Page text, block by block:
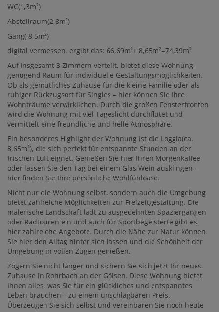
WC(1,3m²)
Abstellraum(2,8m²)
Gang( 8,5m²)
digital vermessen, ergibt das: 66,69m²+ 8,65m²=74,39m²
Auf insgesamt 3 Zimmern verteilt, bietet diese Wohnung
genügend Raum für individuelle Gestaltungsmöglichkeiten.
Ob als gemütliches Zuhause für die kleine Familie oder als
ruhiger Rückzugsort für Singles – hier können Sie Ihre
Wohnträume verwirklichen. Durch die großen Fensterfronten
wird die Wohnung mit viel Tageslicht durchflutet und
vermittelt eine freundliche und helle Atmosphäre.
Ein besonderes Highlight der Wohnung ist die Loggia(ca.
8,65m²), die sich perfekt für entspannte Stunden an der
frischen Luft eignet. Genießen Sie hier Ihren Morgenkaffee
oder lassen Sie den Tag bei einem Glas Wein ausklingen –
hier finden Sie Ihre persönliche Wohlfühloase.
Nicht nur die Wohnung selbst, sondern auch die Umgebung
bietet zahlreiche Möglichkeiten zur Freizeitgestaltung. Die
malerische Landschaft lädt zu ausgedehnten Spaziergängen
oder Radtouren ein und auch für Sportbegeisterte gibt es
hier zahlreiche Angebote. Durch die Nähe zur Natur können
Sie hier den Alltag hinter sich lassen und die Schönheit der
Umgebung in vollen Zügen genießen.
Zögern Sie nicht länger und sichern Sie sich jetzt Ihr neues
Zuhause in Rohrbach an der Gölsen. Diese Wohnung bietet
Ihnen alles, was Sie für ein glückliches und entspanntes
Leben brauchen – zu einem unschlagbaren Preis.
Überzeugen Sie sich selbst und vereinbaren Sie noch heute